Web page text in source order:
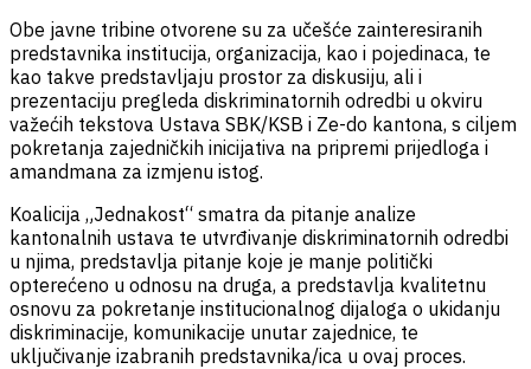
Obe javne tribine otvorene su za učešće zainteresiranih
predstavnika institucija, organizacija, kao i pojedinaca, te
kao takve predstavljaju prostor za diskusiju, ali i
prezentaciju pregleda diskriminatornih odredbi u okviru
važećih tekstova Ustava SBK/KSB i Ze-do kantona, s ciljem
pokretanja zajedničkih inicijativa na pripremi prijedloga i
amandmana za izmjenu istog.
Koalicija „Jednakost“ smatra da pitanje analize
kantonalnih ustava te utvrđivanje diskriminatornih odredbi
u njima, predstavlja pitanje koje je manje politički
opterećeno u odnosu na druga, a predstavlja kvalitetnu
osnovu za pokretanje institucionalnog dijaloga o ukidanju
diskriminacije, komunikacije unutar zajednice, te
uključivanje izabranih predstavnika/ica u ovaj proces.